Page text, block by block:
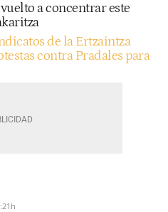
a concentrar este
de la Ertzaintza
contra Pradales para